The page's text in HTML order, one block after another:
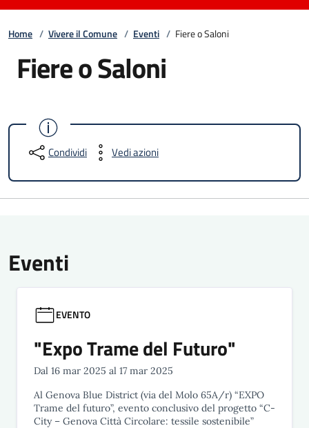
Home / Vivere il Comune / Eventi / Fiere o Saloni
Fiere o Saloni
Condividi Vedi azioni
Eventi
EVENTO
"Expo Trame del Futuro"
Dal 16 mar 2025 al 17 mar 2025
Al Genova Blue District (via del Molo 65A/r) “EXPO
Trame del futuro”, evento conclusivo del progetto “C-
City – Genova Città Circolare: tessile sostenibile”